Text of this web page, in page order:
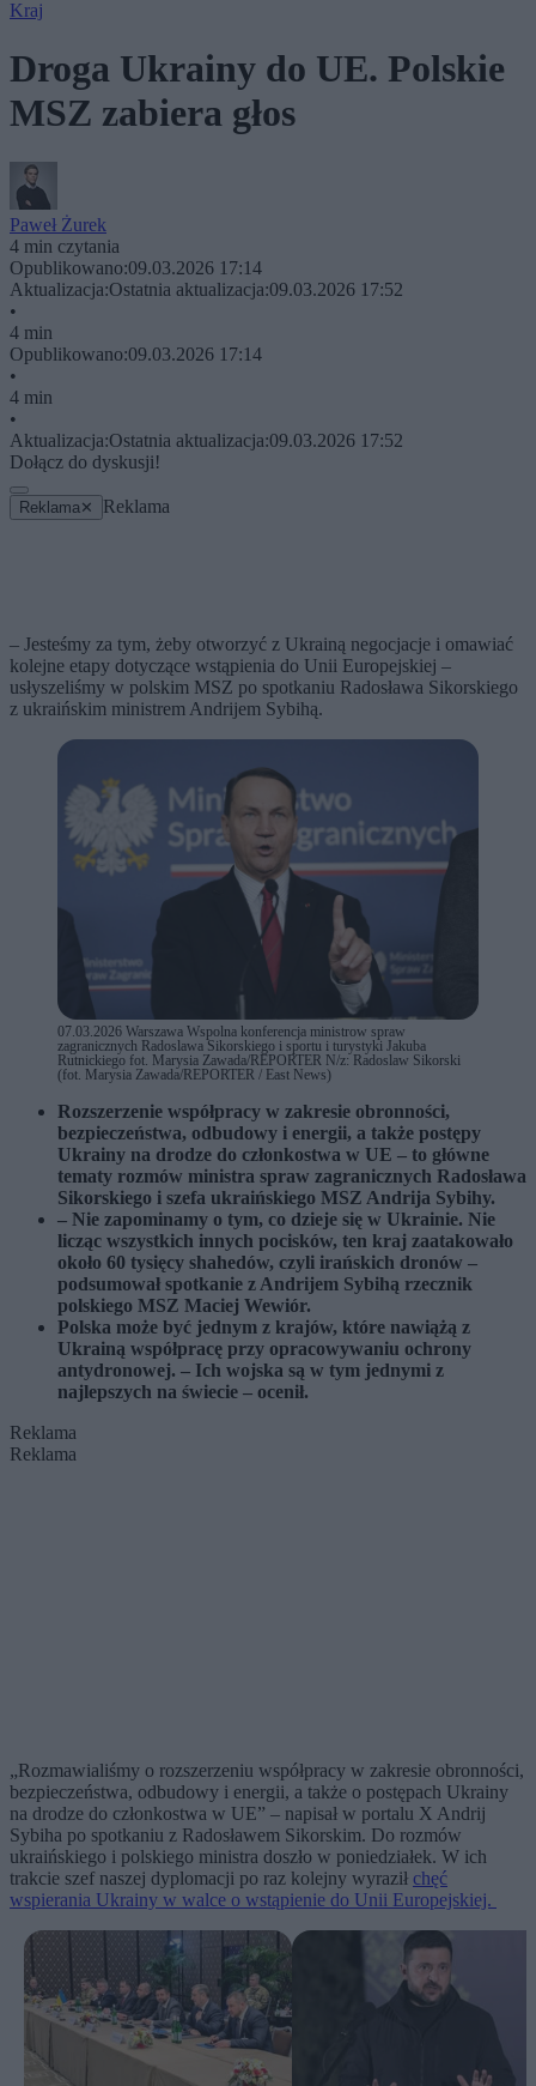
Kraj
Droga Ukrainy do UE. Polskie
MSZ zabiera głos
Paweł Żurek
4 min czytania
Opublikowano:09.03.2026 17:14
Aktualizacja:Ostatnia aktualizacja:09.03.2026 17:52
•
4 min
Opublikowano:09.03.2026 17:14
•
4 min
•
Aktualizacja:Ostatnia aktualizacja:09.03.2026 17:52
Dołącz do dyskusji!
Reklama ✕ Reklama
– Jesteśmy za tym, żeby otworzyć z Ukrainą negocjacje i omawiać
kolejne etapy dotyczące wstąpienia do Unii Europejskiej –
usłyszeliśmy w polskim MSZ po spotkaniu Radosława Sikorskiego
z ukraińskim ministrem Andrijem Sybihą.
07.03.2026 Warszawa Wspolna konferencja ministrow spraw
zagranicznych Radoslawa Sikorskiego i sportu i turystyki Jakuba
Rutnickiego fot. Marysia Zawada/REPORTER N/z: Radoslaw Sikorski
(fot. Marysia Zawada/REPORTER / East News)
Rozszerzenie współpracy w zakresie obronności,
bezpieczeństwa, odbudowy i energii, a także postępy
Ukrainy na drodze do członkostwa w UE – to główne
tematy rozmów ministra spraw zagranicznych Radosława
Sikorskiego i szefa ukraińskiego MSZ Andrija Sybihy.
– Nie zapominamy o tym, co dzieje się w Ukrainie. Nie
licząc wszystkich innych pocisków, ten kraj zaatakowało
około 60 tysięcy shahedów, czyli irańskich dronów –
podsumował spotkanie z Andrijem Sybihą rzecznik
polskiego MSZ Maciej Wewiór.
Polska może być jednym z krajów, które nawiążą z
Ukrainą współpracę przy opracowywaniu ochrony
antydronowej. – Ich wojska są w tym jednymi z
najlepszych na świecie – ocenił.
Reklama
Reklama
„Rozmawialiśmy o rozszerzeniu współpracy w zakresie obronności,
bezpieczeństwa, odbudowy i energii, a także o postępach Ukrainy
na drodze do członkostwa w UE” – napisał w portalu X Andrij
Sybiha po spotkaniu z Radosławem Sikorskim. Do rozmów
ukraińskiego i polskiego ministra doszło w poniedziałek. W ich
trakcie szef naszej dyplomacji po raz kolejny wyraził chęć
wspierania Ukrainy w walce o wstąpienie do Unii Europejskiej.